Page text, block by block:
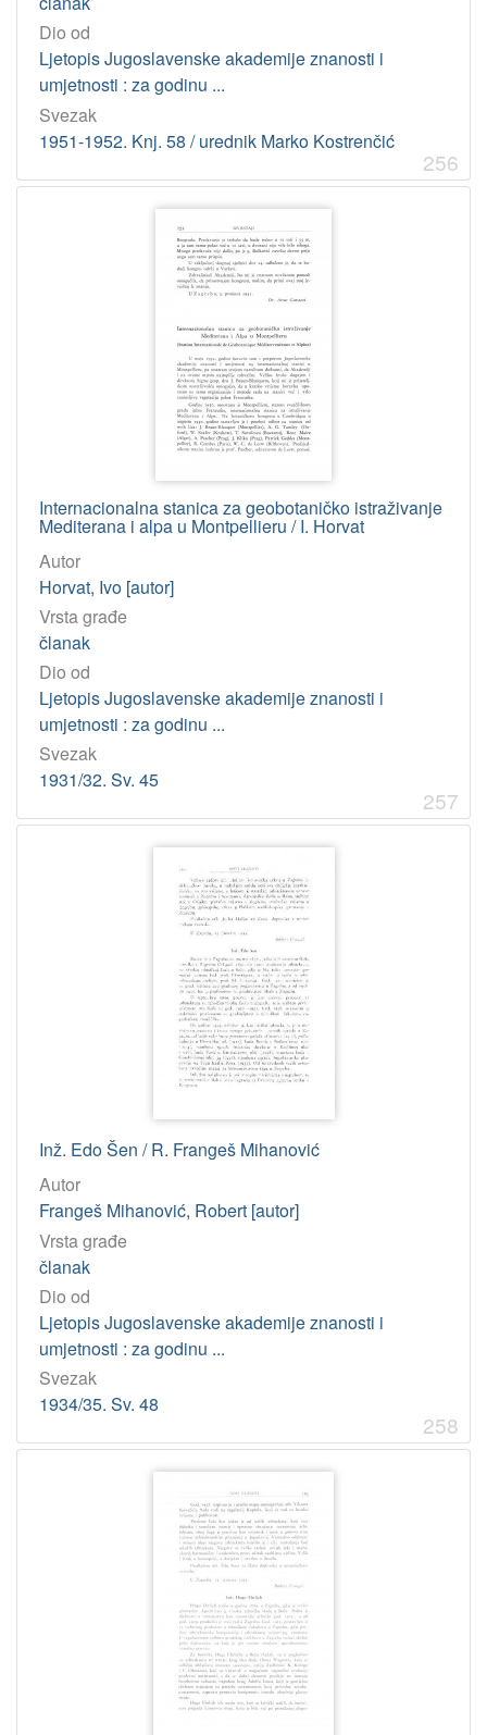
Dio od
Ljetopis Jugoslavenske akademije znanosti i
umjetnosti : za godinu ...
Svezak
1951-1952. Knj. 58 / urednik Marko Kostrenčić
256
Internacionalna stanica za geobotaničko istraživanje
Mediterana i alpa u Montpellieru / I. Horvat
Autor
Horvat, Ivo [autor]
Vrsta građe
članak
Dio od
Ljetopis Jugoslavenske akademije znanosti i
umjetnosti : za godinu ...
Svezak
1931/32. Sv. 45
257
Inž. Edo Šen / R. Frangeš Mihanović
Autor
Frangeš Mihanović, Robert [autor]
Vrsta građe
članak
Dio od
Ljetopis Jugoslavenske akademije znanosti i
umjetnosti : za godinu ...
Svezak
1934/35. Sv. 48
258